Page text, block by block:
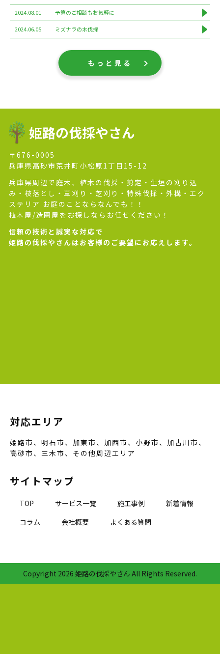
2024.08.01 予算のご相談もお気軽に
2024.06.05 ミズナラの木伐採
もっと見る
姫路の伐採やさん
〒676-0005
兵庫県高砂市荒井町小松原1丁目15-12
兵庫県周辺で庭木、植木の伐採・剪定・生垣の刈り込
み・枝落とし・草刈り・芝刈り・特殊伐採・外構・エク
ステリア お庭のことならなんでも！！
植木屋/造園屋をお探しならお任せください！
信頼の技術と誠実な対応で
姫路の伐採やさんはお客様のご要望にお応えします。
対応エリア
姫路市、明石市、加東市、加西市、小野市、加古川市、
高砂市、三木市、その他周辺エリア
サイトマップ
TOP サービス一覧 施工事例
新着情報
コラム
会社概要 よくある質問
Copyright 2026 姫路の伐採やさん All Rights Reserved.